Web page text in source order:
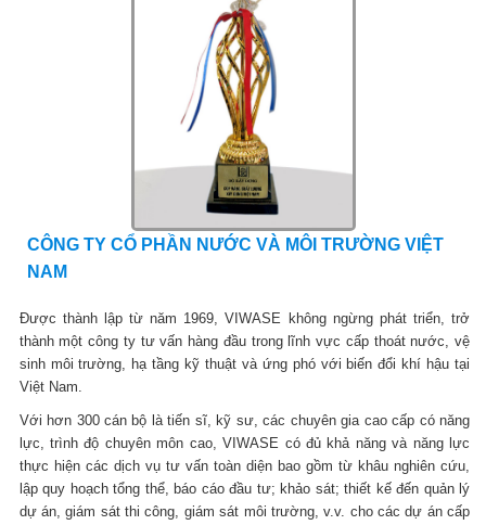
CÔNG TY CỔ PHẦN NƯỚC VÀ MÔI TRƯỜNG VIỆT
NAM
Được thành lập từ năm 1969, VIWASE không ngừng phát triển, trở
thành một công ty tư vấn hàng đầu trong lĩnh vực cấp thoát nước, vệ
sinh môi trường, hạ tầng kỹ thuật và ứng phó với biến đổi khí hậu tại
Việt Nam.
Với hơn 300 cán bộ là tiến sĩ, kỹ sư, các chuyên gia cao cấp có năng
lực, trình độ chuyên môn cao, VIWASE có đủ khả năng và năng lực
thực hiện các dịch vụ tư vấn toàn diện bao gồm từ khâu nghiên cứu,
lập quy hoạch tổng thể, báo cáo đầu tư; khảo sát; thiết kế đến quản lý
dự án, giám sát thi công, giám sát môi trường, v.v. cho các dự án cấp